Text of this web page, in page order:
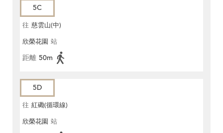
5C
往 慈雲山(中)
欣榮花園 站
距離 50m
5D
往 紅磡(循環線)
欣榮花園 站